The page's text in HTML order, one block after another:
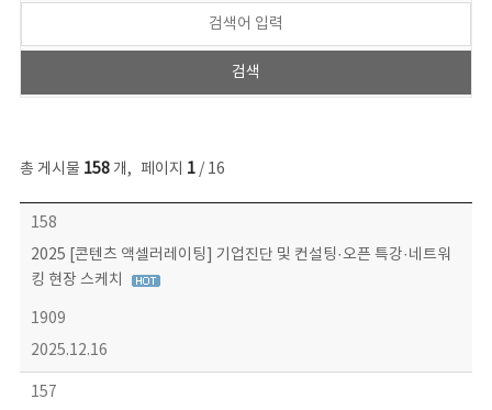
총 게시물 158개, 페이지 1/ 16
콘텐츠이슈 목록 - 번호, 제목, 작성자, 파일, 조회수, 작성일 정보 제공
158
2025 [콘텐츠 액셀러레이팅] 기업진단 및 컨설팅·오픈 특강·네트워
킹 현장 스케치
1909
2025.12.16
157